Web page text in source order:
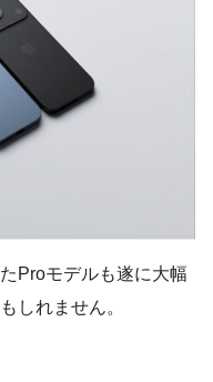
Proモデルも遂に大幅
しれません。